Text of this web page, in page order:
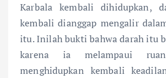
Karbala kembali dihidupkan,
kembali dianggap mengalir
itu. Inilah bukti bahwa darah itu
karena ia melampaui
menghidupkan kembali